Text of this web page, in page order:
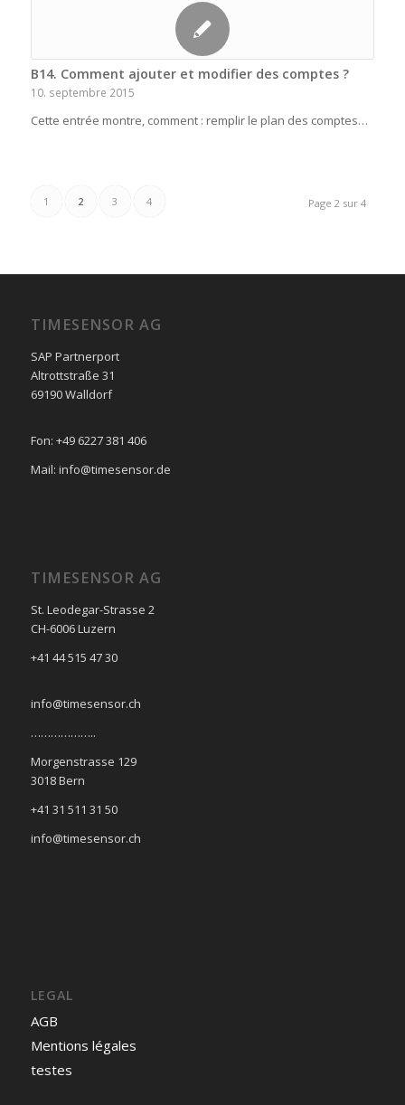
B14. Comment ajouter et modifier des comptes ?
10. septembre 2015
Cette entrée montre, comment : remplir le plan des comptes…
Page 2 sur 4
1 2 3 4
TIMESENSOR AG
SAP Partnerport
Altrottstraße 31
69190 Walldorf
Fon: +49 6227 381 406
Mail: info@timesensor.de
TIMESENSOR AG
St. Leodegar-Strasse 2
CH-6006 Luzern
+41 44 515 47 30
info@timesensor.ch
………………..
Morgenstrasse 129
3018 Bern
+41 31 511 31 50
info@timesensor.ch
LEGAL
AGB
Mentions légales
testes